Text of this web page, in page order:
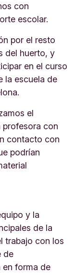
con
escolar.
por el resto
del huerto, y
en el curso
la escuela de
el
profesora con
contacto con
podrían
y la
de la
trabajo con los
de
en forma de